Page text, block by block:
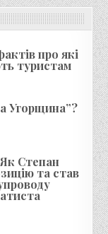
про які
туристам
Угорщина”?
Степан
та став